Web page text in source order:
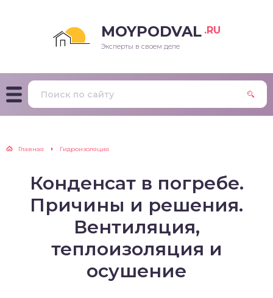
MOYPODVAL .RU
Эксперты в своем деле
Главная Гидроизоляция
Конденсат в погребе.
Причины и решения.
Вентиляция,
теплоизоляция и
осушение